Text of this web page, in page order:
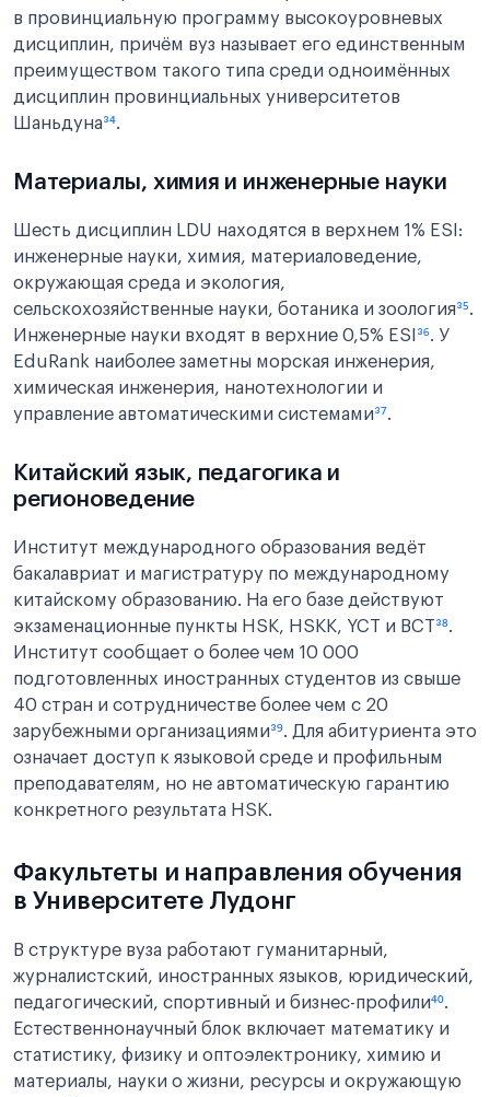
в провинциальную программу высокоуровневых
дисциплин, причём вуз называет его единственным
преимуществом такого типа среди одноимённых
дисциплин провинциальных университетов
Шаньдуна³⁴.
Материалы, химия и инженерные науки
Шесть дисциплин LDU находятся в верхнем 1% ESI:
инженерные науки, химия, материаловедение,
окружающая среда и экология,
сельскохозяйственные науки, ботаника и зоология³⁵.
Инженерные науки входят в верхние 0,5% ESI ³⁶. У
EduRank наиболее заметны морская инженерия,
химическая инженерия, нанотехнологии и
управление автоматическими системами³⁷.
Китайский язык, педагогика и
регионоведение
Институт международного образования ведёт
бакалавриат и магистратуру по международному
китайскому образованию. На его базе действуют
экзаменационные пункты HSK, HSKK, YCT и BCT³⁸.
Институт сообщает о более чем 10 000
подготовленных иностранных студентов из свыше
40 стран и сотрудничестве более чем с 20
зарубежными организациями³⁹. Для абитуриента это
означает доступ к языковой среде и профильным
преподавателям, но не автоматическую гарантию
конкретного результата HSK.
Факультеты и направления обучения
в Университете Лудонг
В структуре вуза работают гуманитарный,
журналистский, иностранных языков, юридический,
педагогический, спортивный и бизнес-профили⁴⁰.
Естественнонаучный блок включает математику и
статистику, физику и оптоэлектронику, химию и
материалы, науки о жизни, ресурсы и окружающую